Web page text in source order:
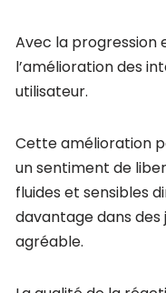
Avec la progression
l’amélioration des
utilisateur.
Cette amélioration
un sentiment de
fluides et sensibles
davantage dans
agréable.